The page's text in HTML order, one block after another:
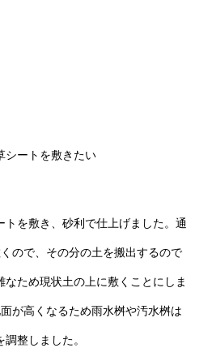
シートを敷きたい
を敷き、砂利で仕上げました。通
ので、その分の土を搬出するので
ため現状土の上に敷くことにしま
が高くなるため雨水桝や汚水桝は
整しました。